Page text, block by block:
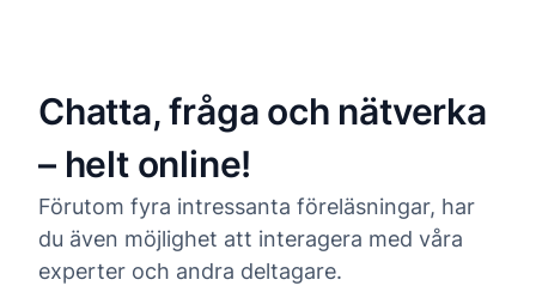
Chatta, fråga och nätverka
– helt online!
Förutom fyra intressanta föreläsningar, har
du även möjlighet att interagera med våra
experter och andra deltagare.